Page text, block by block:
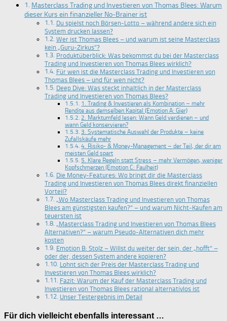
Masterclass Trading und Investieren von Thomas Blees: Warum
dieser Kurs ein finanzieller No‑Brainer ist
Du spielst noch Börsen-Lotto – während andere sich ein
System drucken lassen?
Wer ist Thomas Blees – und warum ist seine Masterclass
kein „Guru-Zirkus“?
Produktüberblick: Was bekommst du bei der Masterclass
Trading und Investieren von Thomas Blees wirklich?
Für wen ist die Masterclass Trading und Investieren von
Thomas Blees – und für wen nicht?
Deep Dive: Was steckt inhaltlich in der Masterclass
Trading und Investieren von Thomas Blees?
1. Trading & Investieren als Kombination – mehr
Rendite aus demselben Kapital (Emotion A: Gier)
2. Marktumfeld lesen: Wann Geld verdienen – und
wann Geld konservieren?
3. Systematische Auswahl der Produkte – keine
Zufallskäufe mehr
4. Risiko- & Money-Management – der Teil, der dir am
meisten Geld spart
5. Klare Regeln statt Stress – mehr Vermögen, weniger
Kopfschmerzen (Emotion C: Faulheit)
Die Money-Features: Wo bringt dir die Masterclass
Trading und Investieren von Thomas Blees direkt finanziellen
Vorteil?
„Wo Masterclass Trading und Investieren von Thomas
Blees am günstigsten kaufen?“ – und warum Nicht-Kaufen am
teuersten ist
„Masterclass Trading und Investieren von Thomas Blees
Alternativen?“ – warum Pseudo-Alternativen dich mehr
kosten
Emotion B: Stolz – Willst du weiter der sein, der „hofft“ –
oder der, dessen System andere kopieren?
Lohnt sich der Preis der Masterclass Trading und
Investieren von Thomas Blees wirklich?
Fazit: Warum der Kauf der Masterclass Trading und
Investieren von Thomas Blees rational alternativlos ist
Unser Testergebnis im Detail
Für dich vielleicht ebenfalls interessant …